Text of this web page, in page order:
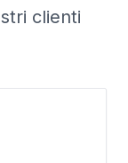
clienti